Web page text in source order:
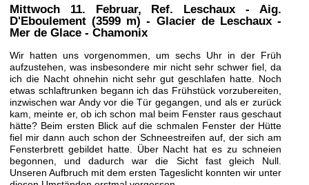
Mittwoch 11. Februar, Ref. Leschaux - Aig.
D'Eboulement (3599 m) - Glacier de Leschaux -
Mer de Glace - Chamonix
Wir hatten uns vorgenommen, um sechs Uhr in der Früh
aufzustehen, was insbesondere mir nicht sehr schwer fiel, da
ich die Nacht ohnehin nicht sehr gut geschlafen hatte. Noch
etwas schlaftrunken begann ich das Frühstück vorzubereiten,
inzwischen war Andy vor die Tür gegangen, und als er zurück
kam, meinte er, ob ich schon mal beim Fenster raus geschaut
hätte? Beim ersten Blick auf die schmalen Fenster der Hütte
fiel mir dann auch schon der Schneestreifen auf, der sich am
Fensterbrett gebildet hatte. Über Nacht hat es zu schneien
begonnen, und dadurch war die Sicht fast gleich Null.
Unseren Aufbruch mit dem ersten Tageslicht konnten wir unter